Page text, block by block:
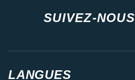
SUIVEZ-NOUS
LANGUES